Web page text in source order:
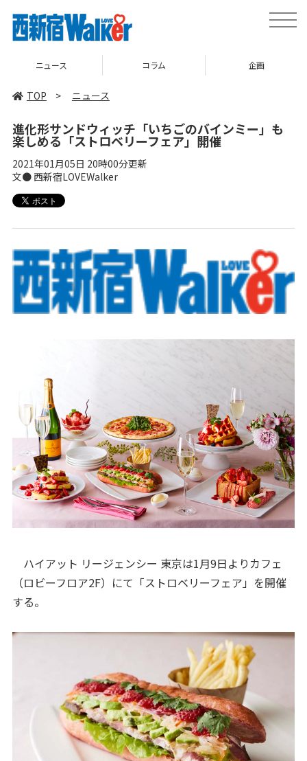
toggle
ニュース コラム 企画
TOP > ニュース
進化形サンドウィッチ「いちごのバインミー」も
楽しめる「ストロベリーフェア」開催
2021年01月05日 20時00分更新
文● 西新宿LOVEWalker
ハイアット リージェンシー 東京は1月9日よりカフェ
（ロビーフロア2F）にて「ストロベリーフェア」を開催
する。